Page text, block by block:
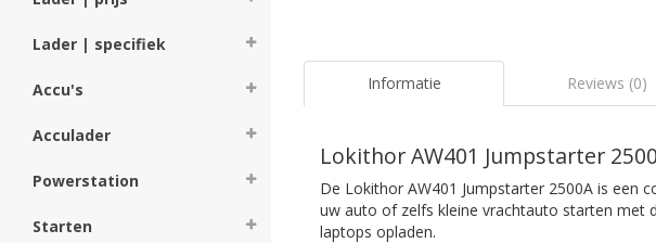
Lader | specifiek
Accu's
Acculader
Powerstation
Starten
Informatie Reviews (0)
Lokithor AW401 Jumpstarter
De Lokithor AW401 Jumpstarter 2500A is een
uw auto of zelfs kleine vrachtauto starten met
laptops opladen.